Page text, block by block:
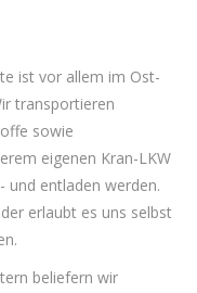
ist vor allem im Ost-
transportieren
sowie
eigenen Kran-LKW
und entladen werden.
erlaubt es uns selbst
beliefern wir